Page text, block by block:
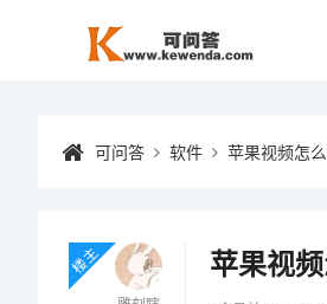
可问答 软件 苹果视频怎
苹果视
楼主